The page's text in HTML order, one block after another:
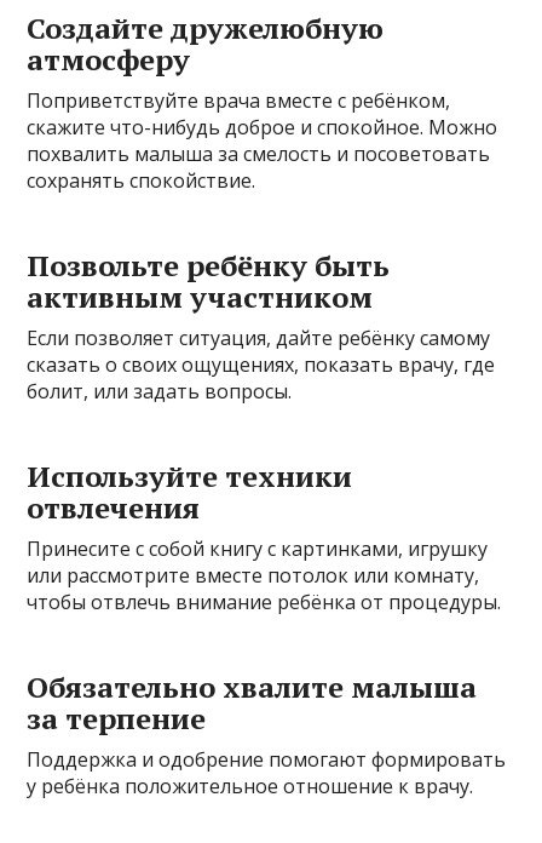
Создайте дружелюбную
атмосферу
Поприветствуйте врача вместе с ребёнком,
скажите что-нибудь доброе и спокойное. Можно
похвалить малыша за смелость и посоветовать
сохранять спокойствие.
Позвольте ребёнку быть
активным участником
Если позволяет ситуация, дайте ребёнку самому
сказать о своих ощущениях, показать врачу, где
болит, или задать вопросы.
Используйте техники
отвлечения
Принесите с собой книгу с картинками, игрушку
или рассмотрите вместе потолок или комнату,
чтобы отвлечь внимание ребёнка от процедуры.
Обязательно хвалите малыша
за терпение
Поддержка и одобрение помогают формировать
у ребёнка положительное отношение к врачу.